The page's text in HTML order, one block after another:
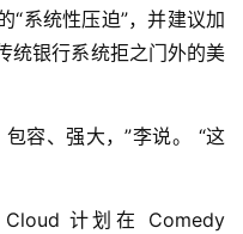
“系统性压迫”，并建议加
统银行系统拒之门外的美
容、强大，”李说。 “这
计划在 Comedy